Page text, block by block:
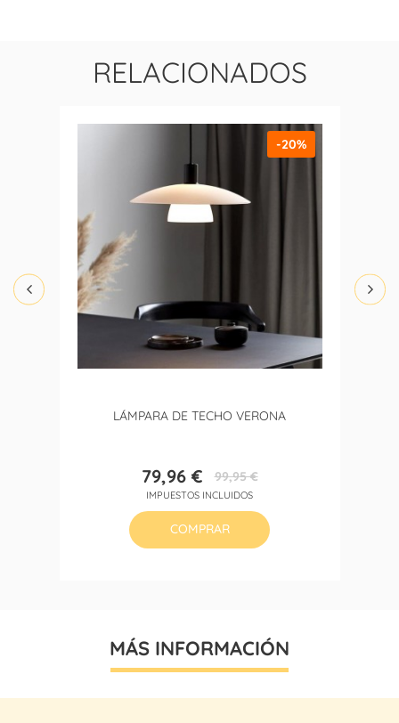
RELACIONADOS
LÁMPARA DE TECHO VERONA
Precio
79,96 €Precio
base
99,95 €
IMPUESTOS INCLUIDOS
-20%
COMPRAR
MÁS INFORMACIÓN